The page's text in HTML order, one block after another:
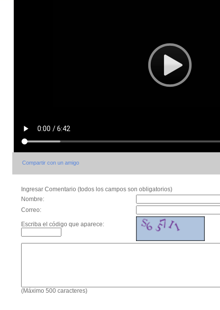
Compartir con un amigo
Ingresar Comentario (todos los campos son obligatorios)
Nombre:
Correo:
Escriba el código que aparece:
(Máximo 500 caracteres)